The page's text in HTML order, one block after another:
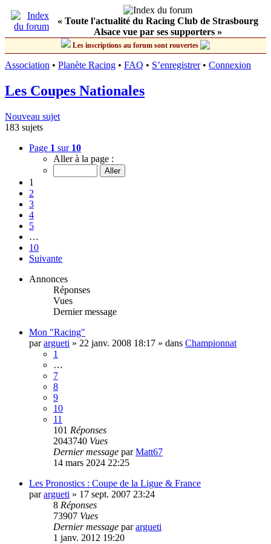
« Toute l'actualité du Racing Club de Strasbourg
Alsace vue par ses supporters »
Les inscriptions au forum sont rouvertes
Association • Planète Racing • FAQ • S’enregistrer• Connexion
Les Coupes Nationales
Nouveau sujet
183 sujets
Page 1 sur 10
Aller à la page :
1
2
3
4
5
…
10
Suivante
Annonces
Réponses
Vues
Dernier message
Mon "Racing"
parargueti » 22 janv. 2008 18:17 » dans Championnat
1
…
7
8
9
10
11
101 Réponses
2043740 Vues
Dernier message parMatt67
14 mars 2024 22:25
Les Pronostics : Coupe de la Ligue & France
parargueti » 17 sept. 2007 23:24
8 Réponses
73907 Vues
Dernier message parargueti
1 janv. 2012 19:20